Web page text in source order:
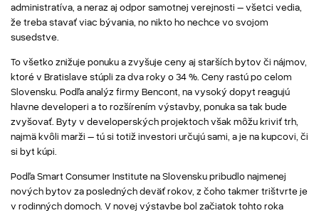
administratíva, a neraz aj odpor samotnej verejnosti – všetci vedia,
že treba stavať viac bývania, no nikto ho nechce vo svojom
susedstve.
To všetko znižuje ponuku a zvyšuje ceny aj starších bytov či nájmov,
ktoré v Bratislave stúpli za dva roky o 34 %. Ceny rastú po celom
Slovensku. Podľa analýz firmy Bencont, na vysoký dopyt reagujú
hlavne developeri a to rozšírením výstavby, ponuka sa tak bude
zvyšovať. Byty v developerských projektoch však môžu kriviť trh,
najmä kvôli marži – tú si totiž investori určujú sami, a je na kupcovi, či
si byt kúpi.
Podľa Smart Consumer Institute na Slovensku pribudlo najmenej
nových bytov za posledných deväť rokov, z čoho takmer trištvrte je
v rodinných domoch. V novej výstavbe bol začiatok tohto roka